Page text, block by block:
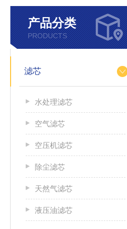
产品分类
PRODUCTS
滤芯
水处理滤芯
空气滤芯
空压机滤芯
除尘滤芯
天然气滤芯
液压油滤芯